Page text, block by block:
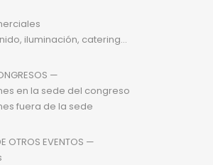
iluminación, catering…
—
en la sede del congreso
fuera de la sede
OTROS EVENTOS —